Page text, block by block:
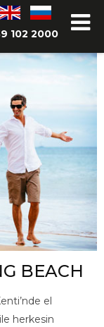
102 2000
BEACH
el
herkesin